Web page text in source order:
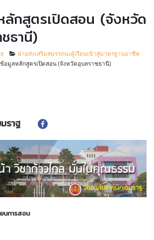
ลักสูตรเปิดสอน (จังหวัด
ธานี)
ฝ่ายส่งเสริมสมรรถนะผู้เรียนเข้าสู่มาตรฐานอาชีพ
อมูลหลักสูตรเปิดสอน (จังหวัดอุบลราชธานี)
ขมราฐ
นการสอน